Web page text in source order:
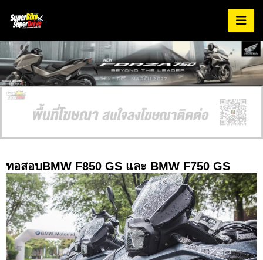
AD EXPIRES: MARCH 2027
ทอสอบBMW F850 GS และ BMW F750 GS